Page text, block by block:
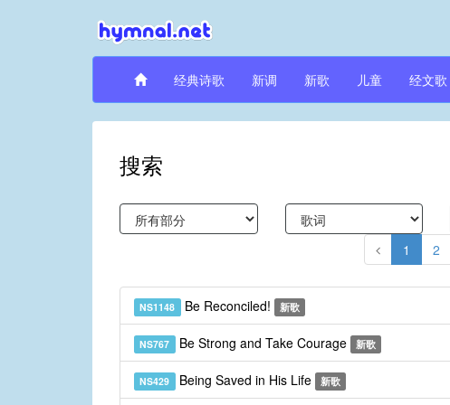
经典诗歌 新调 新歌 儿童 经文歌
搜索
1 2
NS1148 Be Reconciled! 新歌
NS767 Be Strong and Take Courage 新歌
NS429 Being Saved in His Life 新歌